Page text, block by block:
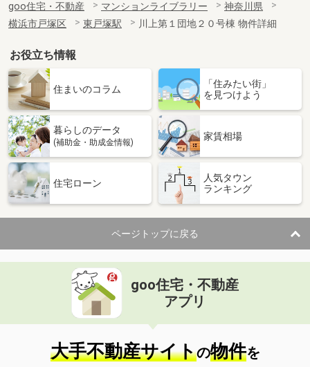
goo住宅・不動産 マンションライブラリー
神奈川県
横浜市戸塚区
東戸塚駅 川上第１団地２０号棟 物件詳細
お役立ち情報
住まいのコラム
「住みたい街」
を見つけよう
暮らしのデータ
(補助金・助成金情報)
家賃相場
住宅ローン
人気タウン
ランキング
ページトップに戻る
goo住宅・不動産
アプリ
大手不動産サイトの物件を